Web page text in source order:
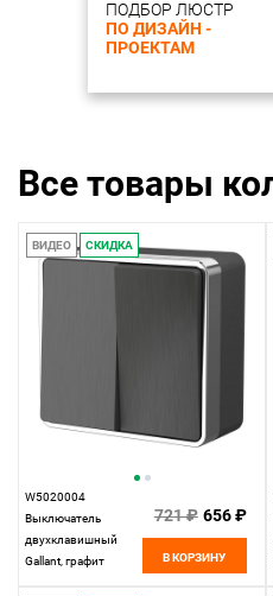
ПОДБОР ЛЮСТР
ПО ДИЗАЙН -
ПРОЕКТАМ
Все товары
ВИДЕО СКИДКА
W5020004
Выключатель
двухклавишный
Gallant, графит
721 ₽ 656 ₽
В КОРЗИНУ